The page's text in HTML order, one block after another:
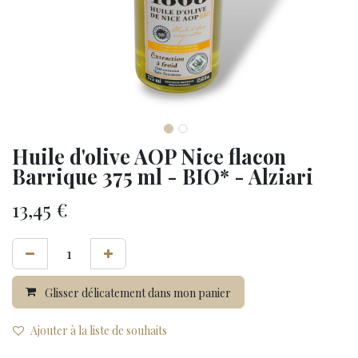
Huile d'olive AOP Nice flacon
Barrique 375 ml - BIO* - Alziari
13,45 €
Glisser délicatement dans mon panier
Ajouter à la liste de souhaits